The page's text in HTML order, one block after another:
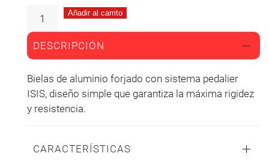
Añadir al carrito
DESCRIPCIÓN
Bielas de aluminio forjado con sistema pedalier
ISIS, diseño simple que garantiza la máxima rigidez
y resistencia.
CARACTERÍSTICAS